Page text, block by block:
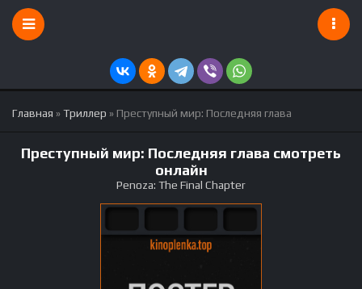
Главная »Триллер » Преступный мир: Последняя глава
Преступный мир: Последняя глава смотреть
онлайн
Penoza: The Final Chapter